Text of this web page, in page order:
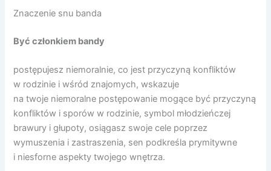
Znaczenie snu banda
Być członkiem bandy
postępujesz niemoralnie, co jest przyczyną konfliktów
w rodzinie i wśród znajomych, wskazuje
na twoje niemoralne postępowanie mogące być przyczyną
konfliktów i sporów w rodzinie, symbol młodzieńczej
brawury i głupoty, osiągasz swoje cele poprzez
wymuszenia i zastraszenia, sen podkreśla prymitywne
i niesforne aspekty twojego wnętrza.